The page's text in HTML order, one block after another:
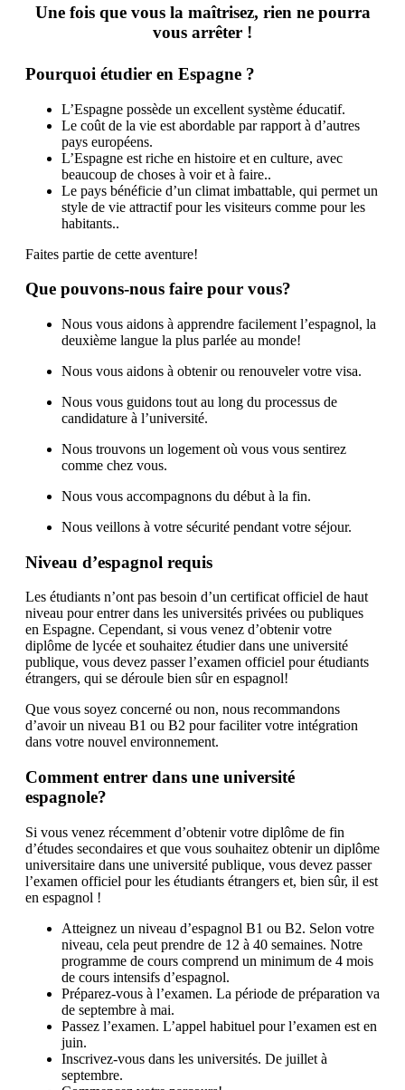
Une fois que vous la maîtrisez, rien ne pourra
vous arrêter !
Pourquoi étudier en Espagne ?
L’Espagne possède un excellent système éducatif.
Le coût de la vie est abordable par rapport à d’autres
pays européens.
L’Espagne est riche en histoire et en culture, avec
beaucoup de choses à voir et à faire..
Le pays bénéficie d’un climat imbattable, qui permet un
style de vie attractif pour les visiteurs comme pour les
habitants..
Faites partie de cette aventure!
Que pouvons-nous faire pour vous?
Nous vous aidons à apprendre facilement l’espagnol, la
deuxième langue la plus parlée au monde!
Nous vous aidons à obtenir ou renouveler votre visa.
Nous vous guidons tout au long du processus de
candidature à l’université.
Nous trouvons un logement où vous vous sentirez
comme chez vous.
Nous vous accompagnons du début à la fin.
Nous veillons à votre sécurité pendant votre séjour.
Niveau d’espagnol requis
Les étudiants n’ont pas besoin d’un certificat officiel de haut
niveau pour entrer dans les universités privées ou publiques
en Espagne. Cependant, si vous venez d’obtenir votre
diplôme de lycée et souhaitez étudier dans une université
publique, vous devez passer l’examen officiel pour étudiants
étrangers, qui se déroule bien sûr en espagnol!
Que vous soyez concerné ou non, nous recommandons
d’avoir un niveau B1 ou B2 pour faciliter votre intégration
dans votre nouvel environnement.
Comment entrer dans une université
espagnole?
Si vous venez récemment d’obtenir votre diplôme de fin
d’études secondaires et que vous souhaitez obtenir un diplôme
universitaire dans une université publique, vous devez passer
l’examen officiel pour les étudiants étrangers et, bien sûr, il est
en espagnol !
Atteignez un niveau d’espagnol B1 ou B2. Selon votre
niveau, cela peut prendre de 12 à 40 semaines. Notre
programme de cours comprend un minimum de 4 mois
de cours intensifs d’espagnol.
Préparez-vous à l’examen. La période de préparation va
de septembre à mai.
Passez l’examen. L’appel habituel pour l’examen est en
juin.
Inscrivez-vous dans les universités. De juillet à
septembre.